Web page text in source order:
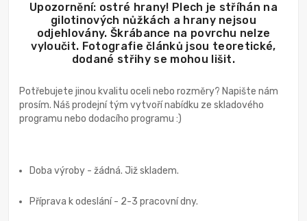
Upozornění: ostré hrany! Plech je stříhán na
gilotinových nůžkách a hrany nejsou
odjehlovány. Škrábance na povrchu nelze
vyloučit. Fotografie článků jsou teoretické,
dodané střihy se mohou lišit.
Potřebujete jinou kvalitu oceli nebo rozměry? Napište nám
prosím. Náš prodejní tým vytvoří nabídku ze skladového
programu nebo dodacího programu :)
Doba výroby - žádná. Již skladem.
Příprava k odeslání - 2-3 pracovní dny.